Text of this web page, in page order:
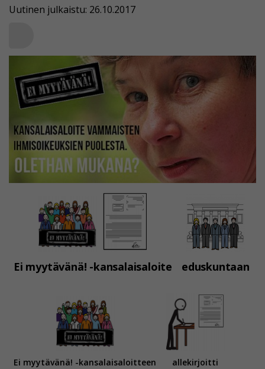
Uutinen julkaistu: 26.10.2017
Ei myytävänä! -kansalaisaloite eduskuntaan
Ei myytävänä! -kansalaisaloitteen allekirjoitti